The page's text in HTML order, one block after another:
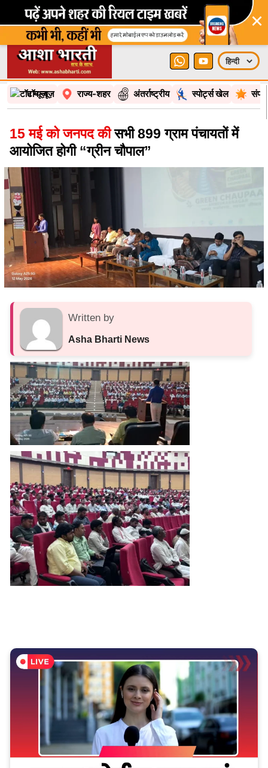
×
टॉप न्यूज़ राज्य-शहर अंतर्राष्ट्रीय स्पोर्ट्स खेल
15 मई को जनपद कीसभी 899 ग्राम पंचायतों में
आयोजित होगी “ग्रीन चौपाल”
Written by
Asha Bharti News